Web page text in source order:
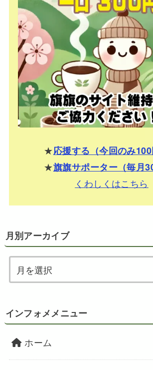
★応援する（今回のみ100
★旗旗サポーター（毎月
くわしくはこちら
月別アーカイブ
インフォメメニュー
ホーム